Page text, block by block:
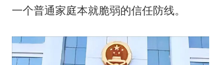
一个普通家庭本就脆弱的信任防线。